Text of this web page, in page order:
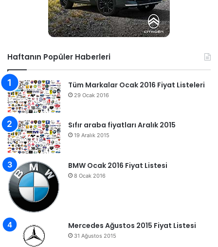
Haftanın Popüler Haberleri
Tüm Markalar Ocak 2016 Fiyat Listeleri
29 Ocak 2016
Sıfır araba fiyatları Aralık 2015
19 Aralık 2015
BMW Ocak 2016 Fiyat Listesi
8 Ocak 2016
Mercedes Ağustos 2015 Fiyat Listesi
31 Ağustos 2015